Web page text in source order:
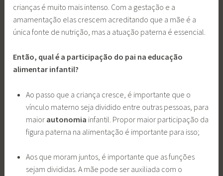
crianças é muito mais intenso. Com a gestação e a
amamentação elas crescem acreditando que a mãe é a
única fonte de nutrição, mas a atuação paterna é essencial.
Então, qual é a participação do pai na educação
alimentar infantil?
Ao passo que a criança cresce, é importante que o
vínculo materno seja dividido entre outras pessoas, para
maior autonomia infantil. Propor maior participação da
figura paterna na alimentação é importante para isso;
Aos que moram juntos, é importante que as funções
sejam divididas. A mãe pode ser auxiliada com o